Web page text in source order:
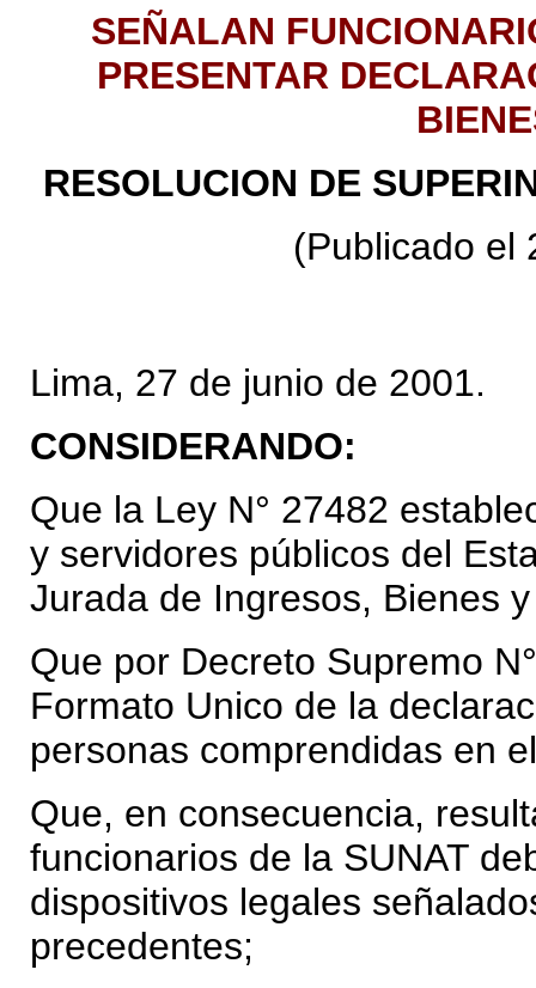
SEÑALAN
PRESENTAR
RESOLUCION DE
(Publicado el
Lima, 27 de junio de 2001.
CONSIDERANDO:
Que la Ley N° 27482
y servidores públicos del
Jurada de Ingresos, Bienes
Que por Decreto Supremo
Formato Unico de la
personas comprendidas en
Que, en consecuencia,
funcionarios de la SUNAT
dispositivos legales
precedentes;